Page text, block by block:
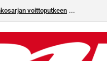
voittoputkeen
numeroa!